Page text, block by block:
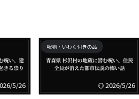
5/26
呪物・いわく付きの品
2026/5/26